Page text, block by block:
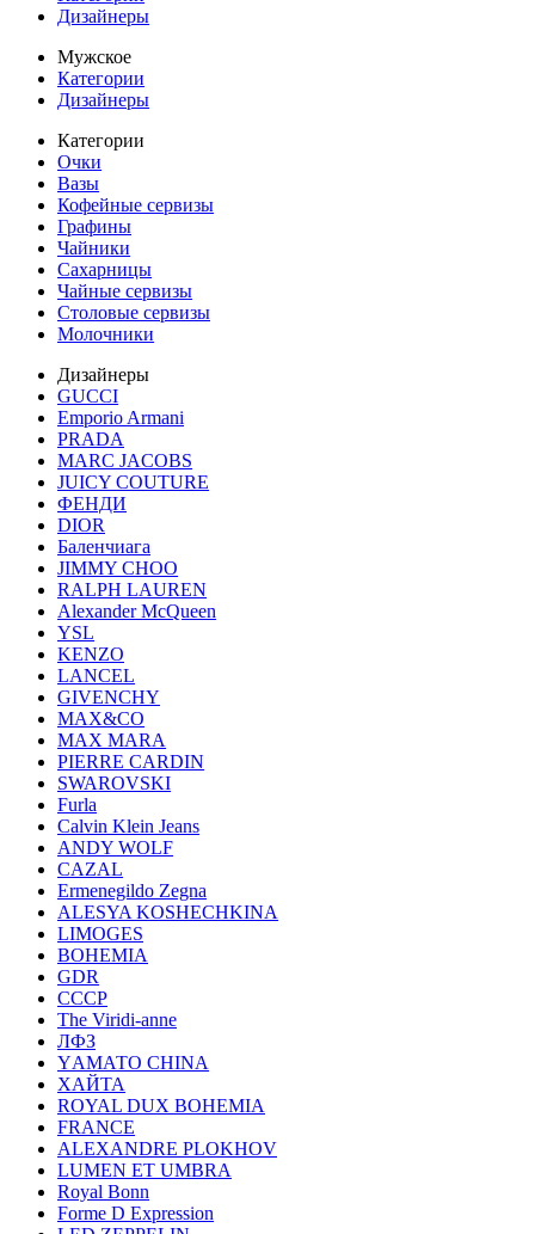
Дизайнеры
Мужское
Категории
Дизайнеры
Категории
Очки
Вазы
Кофейные сервизы
Графины
Чайники
Сахарницы
Чайные сервизы
Столовые сервизы
Молочники
Дизайнеры
GUCCI
Emporio Armani
PRADA
MARC JACOBS
JUICY COUTURE
ФЕНДИ
DIOR
Баленчиага
JIMMY CHOO
RALPH LAUREN
Alexander McQueen
YSL
KENZO
LANCEL
GIVENCHY
MAX&CO
MAX MARA
PIERRE CARDIN
SWAROVSKI
Furla
Calvin Klein Jeans
ANDY WOLF
CAZAL
Ermenegildo Zegna
ALESYA KOSHECHKINA
LIMOGES
BOHEMIA
GDR
СССР
The Viridi-anne
ЛФЗ
YАМАТО CHINA
ХАЙТА
ROYAL DUX BOHEMIA
FRANCE
ALEXANDRE PLOKHOV
LUMEN ET UMBRA
Royal Bonn
Forme D Expression